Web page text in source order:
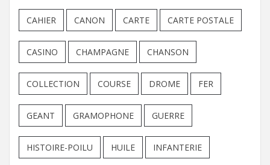
CAHIER CANON CARTE CARTE POSTALE
CASINO CHAMPAGNE CHANSON
COLLECTION COURSE DROME FER
GEANT GRAMOPHONE GUERRE
HISTOIRE-POILU HUILE INFANTERIE